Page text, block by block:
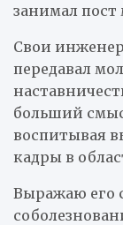
занимал
Свои
передавал
больший
воспитывая
кадры в
Выражаю его